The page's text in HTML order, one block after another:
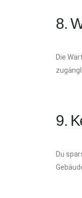
8.
Die
9.
Du